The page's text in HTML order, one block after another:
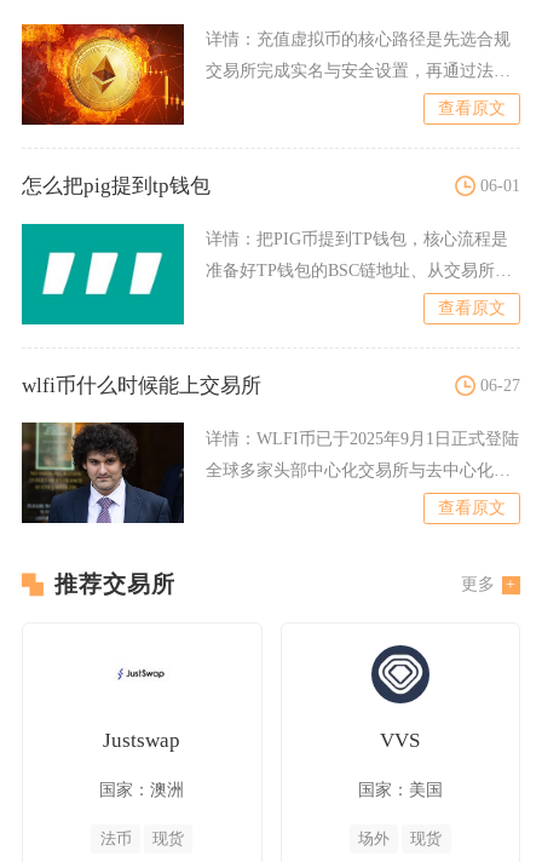
详情： 充值虚拟币的核心路径是先选合规
交易所完成实名与安全设置，再通过法币
查看原文
怎么把pig提到tp钱包 06-01
详情： 把PIG币提到TP钱包，核心流程是
准备好TP钱包的BSC链地址、从交易所发
查看原文
wlfi币什么时候能上交易所 06-27
详情： WLFI币已于2025年9月1日正式登陆
全球多家头部中心化交易所与去中心化交
查看原文
推荐交易所 更多
Justswap
国家：澳洲
法币 现货
VVS
国家：美国
场外 现货